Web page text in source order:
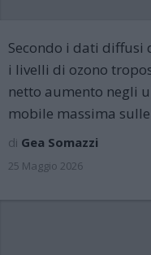
Secondo i dati diffusi
i livelli di ozono
netto aumento negli
mobile massima
di Gea Somazzi
25 Maggio 2026